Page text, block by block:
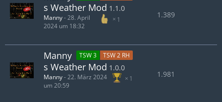
s Weather Mod 1.1.0
1
Manny-28. April
2024 um 18:32
1.389
TSW 3 TSW 2 RH
Manny
s Weather Mod 1.0.0
1
Manny-22. März 2024
um 20:59
1.981